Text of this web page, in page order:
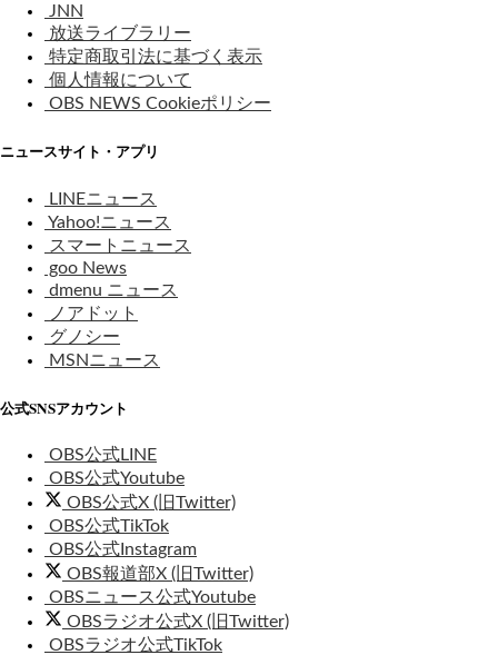
JNN
放送ライブラリー
特定商取引法に基づく表示
個人情報について
OBS NEWS Cookieポリシー
ニュースサイト・アプリ
LINEニュース
Yahoo!ニュース
スマートニュース
goo News
dmenu ニュース
ノアドット
グノシー
MSNニュース
公式SNSアカウント
OBS公式LINE
OBS公式Youtube
OBS公式X (旧Twitter)
OBS公式TikTok
OBS公式Instagram
OBS報道部X (旧Twitter)
OBSニュース公式Youtube
OBSラジオ公式X (旧Twitter)
OBSラジオ公式TikTok